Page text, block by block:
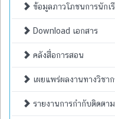
ข้อมูลภาวโภชนการนักเ
Download เอกสาร
คลังสื่อการสอน
เผยแพร่ผลงานทางวิชา
รายงานการกำกับติดตา